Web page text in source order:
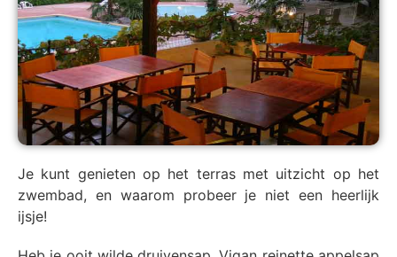
Je kunt genieten op het terras met uitzicht op het
zwembad, en waarom probeer je niet een heerlijk
ijsje!